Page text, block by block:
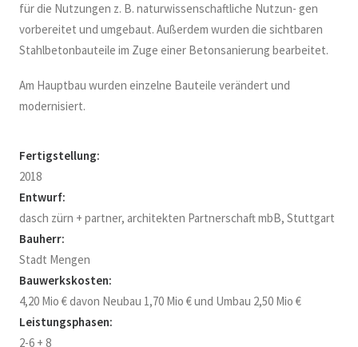
für die Nutzungen z. B. naturwissenschaftliche Nutzun- gen
vorbereitet und umgebaut. Außerdem wurden die sichtbaren
Stahlbetonbauteile im Zuge einer Betonsanierung bearbeitet.
Am Hauptbau wurden einzelne Bauteile verändert und
modernisiert.
Fertigstellung:
2018
Entwurf:
dasch zürn + partner, architekten Partnerschaft mbB, Stuttgart
Bauherr:
Stadt Mengen
Bauwerkskosten:
4,20 Mio € davon Neubau 1,70 Mio € und Umbau 2,50 Mio €
Leistungsphasen:
2-6 + 8